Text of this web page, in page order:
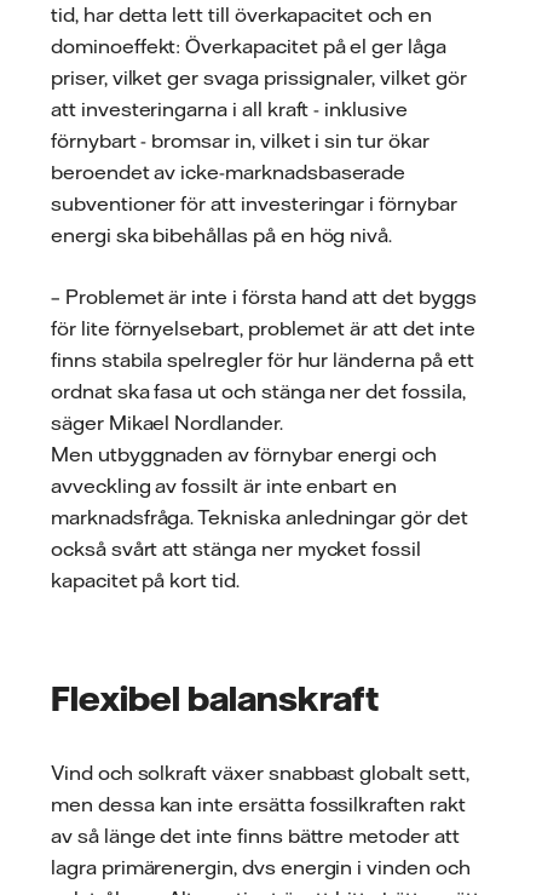
tid, har detta lett till överkapacitet och en
dominoeffekt: Överkapacitet på el ger låga
priser, vilket ger svaga prissignaler, vilket gör
att investeringarna i all kraft - inklusive
förnybart - bromsar in, vilket i sin tur ökar
beroendet av icke-marknadsbaserade
subventioner för att investeringar i förnybar
energi ska bibehållas på en hög nivå.
– Problemet är inte i första hand att det byggs
för lite förnyelsebart, problemet är att det inte
finns stabila spelregler för hur länderna på ett
ordnat ska fasa ut och stänga ner det fossila,
säger Mikael Nordlander.
Men utbyggnaden av förnybar energi och
avveckling av fossilt är inte enbart en
marknadsfråga. Tekniska anledningar gör det
också svårt att stänga ner mycket fossil
kapacitet på kort tid.
Flexibel balanskraft
Vind och solkraft växer snabbast globalt sett,
men dessa kan inte ersätta fossilkraften rakt
av så länge det inte finns bättre metoder att
lagra primärenergin, dvs energin i vinden och